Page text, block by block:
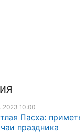
10:00
Пасха:
праздника